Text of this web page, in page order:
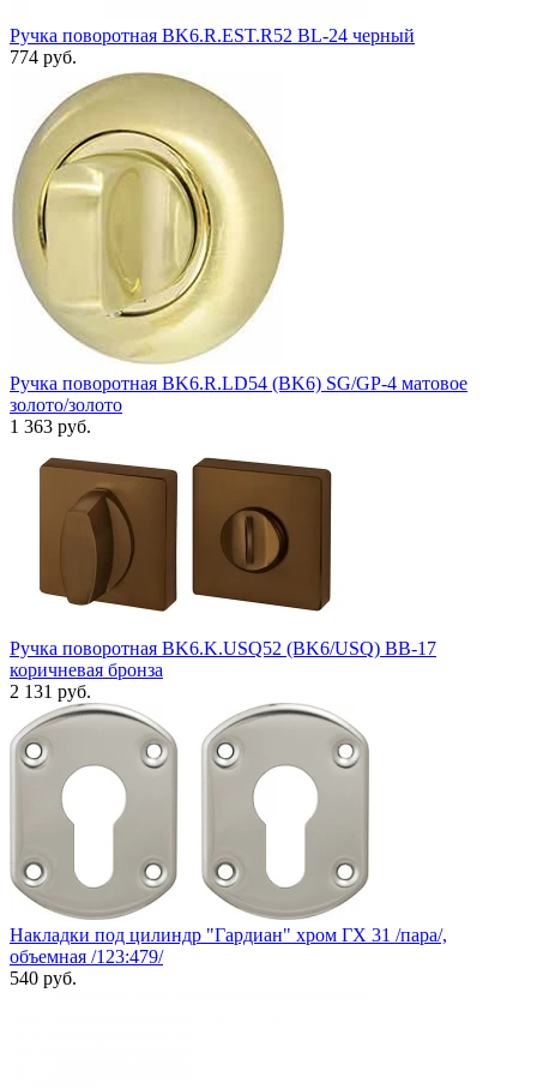
Ручка поворотная BK6.R.EST.R52 BL-24 черный
774 руб.
Ручка поворотная BK6.R.LD54 (BK6) SG/GP-4 матовое
золото/золото
1 363 руб.
Ручка поворотная BK6.K.USQ52 (BK6/USQ) BB-17
коричневая бронза
2 131 руб.
Накладки под цилиндр "Гардиан" хром ГХ 31 /пара/,
объемная /123:479/
540 руб.